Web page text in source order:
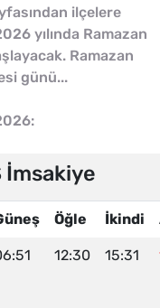
ilçelere
yılında Ramazan
Ramazan
günü...
İmsakiye
Öğle İkindi
12:30 15:31